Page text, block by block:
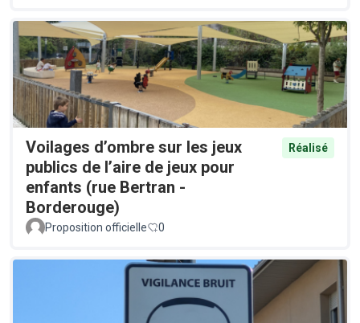
Voilages d’ombre sur les jeux
publics de l’aire de jeux pour
enfants (rue Bertran -
Borderouge)
Réalisé
Proposition officielle 0